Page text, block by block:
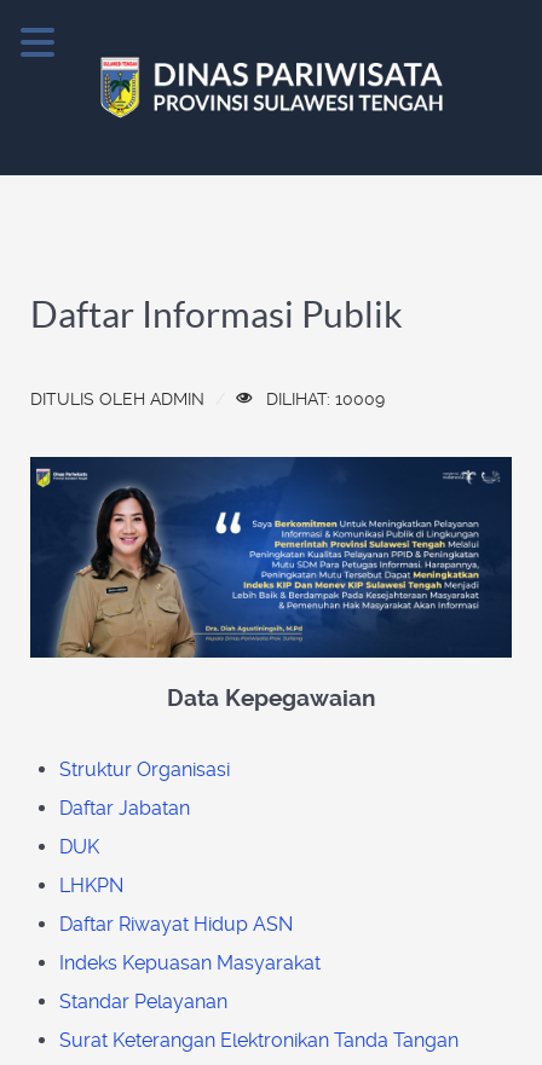
Daftar Informasi Publik
DITULIS OLEH ADMIN DILIHAT: 10009
Data Kepegawaian
Struktur Organisasi
Daftar Jabatan
DUK
LHKPN
Daftar Riwayat Hidup ASN
Indeks Kepuasan Masyarakat
Standar Pelayanan
Surat Keterangan Elektronikan Tanda Tangan